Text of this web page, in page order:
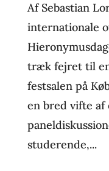
Af Sebastian
internationale
træk fejret til
festsalen på
en bred vifte af
studerende,...